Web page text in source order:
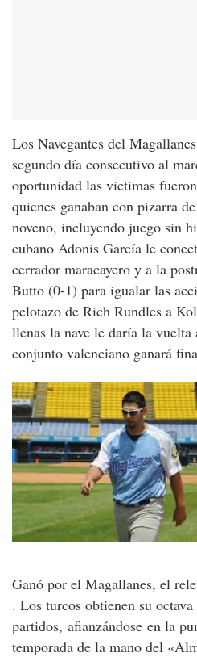
Los Navegantes del
segundo día consecutivo al
oportunidad las victimas
quienes ganaban con pizarra
noveno, incluyendo juego sin
cubano Adonis García le
cerrador maracayero y a la
Butto (0-1) para igualar las
pelotazo de Rich Rundles a
llenas la nave le daría la
conjunto valenciano ganará
Ganó por el Magallanes, el
. Los turcos obtienen su
partidos, afianzándose en la
temporada de la mano del